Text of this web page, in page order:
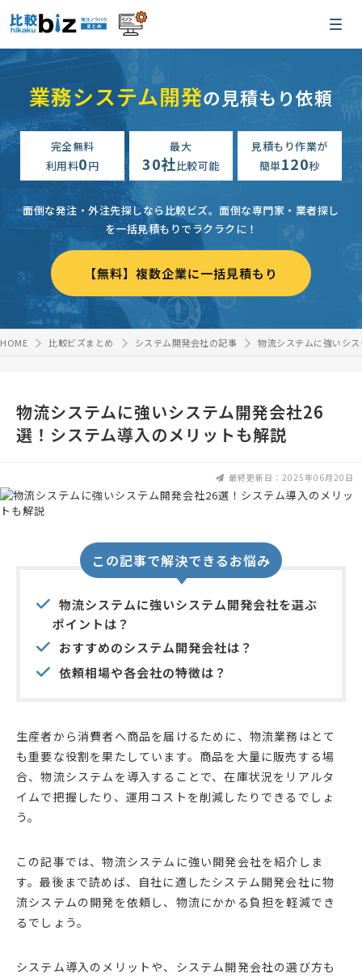
業務システム開発の見積もり依頼
完全無料
利用料0円
最大
30社比較可能
見積もり作業が
簡単120秒
面倒な発注・外注先探しなら比較ビズ。 面倒な専門家・業者探し
を一括見積もりでラクラクに！
【無料】複数企業に一括見積もり
HOME 比較ビズまとめ システム開発会社の記事 物流システムに強いシ
物流システムに強いシステム開発会社26
選！システム導入のメリットも解説
最終更新日：2025年06月20日
この記事で解決できるお悩み
物流システムに強いシステム開発会社を選ぶ
ポイントは？
おすすめのシステム開発会社は？
依頼相場や各会社の特徴は？
生産者から消費者へ商品を届けるために、物流業務はとて
も重要な役割を果たしています。商品を大量に販売する場
合、物流システムを導入することで、在庫状況をリアルタ
イムで把握したり、運用コストを削減したりできるでしょ
う。
この記事では、物流システムに強い開発会社を紹介しま
す。最後まで読めば、自社に適したシステム開発会社に物
流システムの開発を依頼し、物流にかかる負担を軽減でき
るでしょう。
システム導入のメリットや、システム開発会社の選び方も